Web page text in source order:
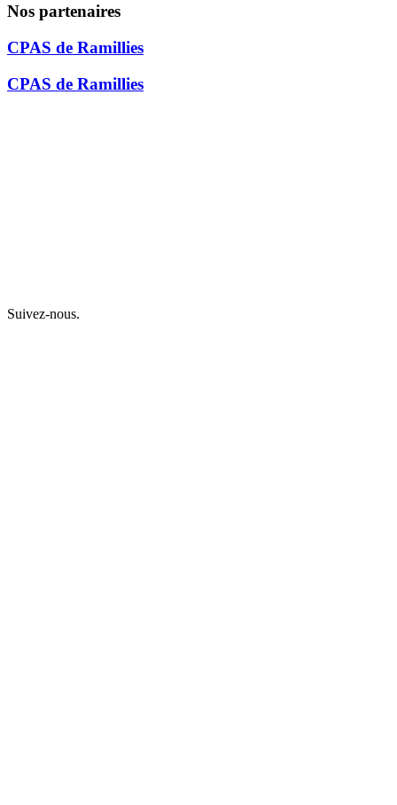
Nos partenaires
CPAS de Ramillies
CPAS de Ramillies
Suivez-nous.